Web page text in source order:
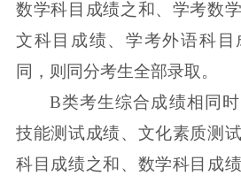
数学科目成绩之和、学考数
文科目成绩、学考外语科目
同，则同分考生全部录取。
B类考生综合成绩相同
技能测试成绩、文化素质测
科目成绩之和、数学科目成